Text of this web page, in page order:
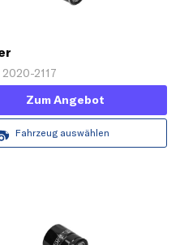
2117
Zum Angebot
Fahrzeug auswählen